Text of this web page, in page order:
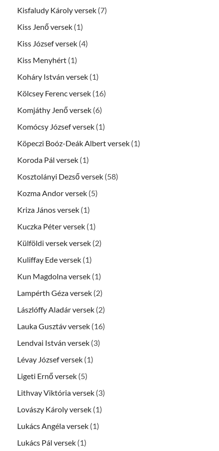
Kisfaludy Károly versek (7)
Kiss Jenő versek (1)
Kiss József versek (4)
Kiss Menyhért (1)
Koháry István versek (1)
Kölcsey Ferenc versek (16)
Komjáthy Jenő versek (6)
Komócsy József versek (1)
Köpeczi Boóz-Deák Albert versek (1)
Koroda Pál versek (1)
Kosztolányi Dezső versek (58)
Kozma Andor versek (5)
Kriza János versek (1)
Kuczka Péter versek (1)
Külföldi versek versek (2)
Kuliffay Ede versek (1)
Kun Magdolna versek (1)
Lampérth Géza versek (2)
Lászlóffy Aladár versek (2)
Lauka Gusztáv versek (16)
Lendvai István versek (3)
Lévay József versek (1)
Ligeti Ernő versek (5)
Lithvay Viktória versek (3)
Lovászy Károly versek (1)
Lukács Angéla versek (1)
Lukács Pál versek (1)